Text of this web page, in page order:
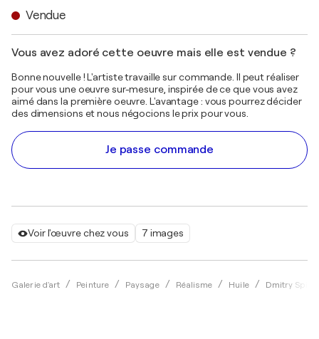
Voir l'œuvre chez vous 7 images
Galerie d'art Peinture Paysage Réalisme Huile Dmitry
Vendue
Vous avez adoré cette oeuvre mais elle est vendue ?
Bonne nouvelle ! L'artiste travaille sur commande. Il peut réaliser
pour vous une oeuvre sur-mesure, inspirée de ce que vous avez
aimé dans la première oeuvre. L'avantage : vous pourrez décider
des dimensions et nous négocions le prix pour vous.
Je passe commande